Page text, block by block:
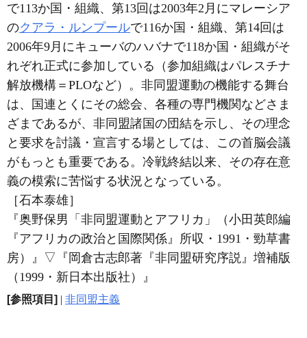
で113か国・組織、第13回は2003年2月にマレーシア
のクアラ・ルンプールで116か国・組織、第14回は
2006年9月にキューバのハバナで118か国・組織がそ
れぞれ正式に参加している（参加組織はパレスチナ
解放機構＝PLOなど）。非同盟運動の機能する舞台
は、国連とくにその総会、各種の専門機関などさま
ざまであるが、非同盟諸国の団結を示し、その理念
と要求を討議・宣言する場としては、この首脳会議
がもっとも重要である。冷戦終結以来、その存在意
義の模索に苦悩する状況となっている。
［石本泰雄］
『奥野保男「非同盟運動とアフリカ」（小田英郎編
『アフリカの政治と国際関係』所収・1991・勁草書
房）』 ▽ 『岡倉古志郎著『非同盟研究序説』増補版
（1999・新日本出版社）』
[参照項目] | 非同盟主義